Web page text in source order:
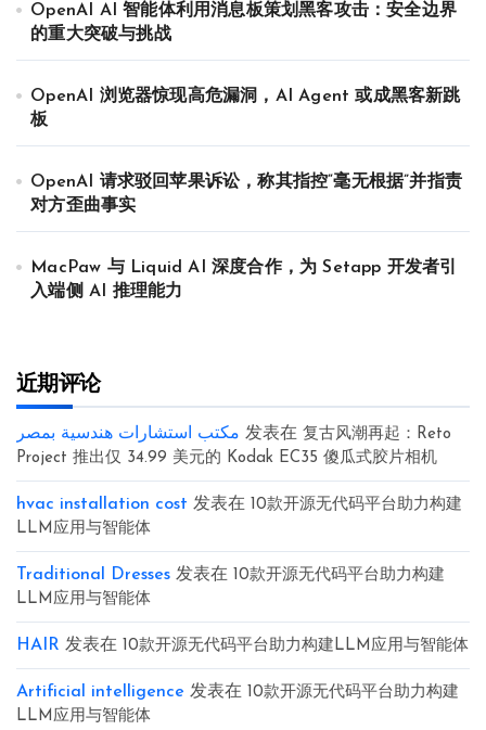
OpenAI AI 智能体利用消息板策划黑客攻击：安全边界
的重大突破与挑战
OpenAI 浏览器惊现高危漏洞，AI Agent 或成黑客新跳
板
OpenAI 请求驳回苹果诉讼，称其指控“毫无根据”并指责
对方歪曲事实
MacPaw 与 Liquid AI 深度合作，为 Setapp 开发者引
入端侧 AI 推理能力
近期评论
مكتب استشارات هندسية بمصر 发表在 复古风潮再起：Reto
Project 推出仅 34.99 美元的 Kodak EC35 傻瓜式胶片相机
hvac installation cost 发表在
10款开源无代码平台助力构建
LLM应用与智能体
Traditional Dresses 发表在
10款开源无代码平台助力构建
LLM应用与智能体
HAIR 发表在 10款开源无代码平台助力构建LLM应用与智能体
Artificial intelligence 发表在
10款开源无代码平台助力构建
LLM应用与智能体